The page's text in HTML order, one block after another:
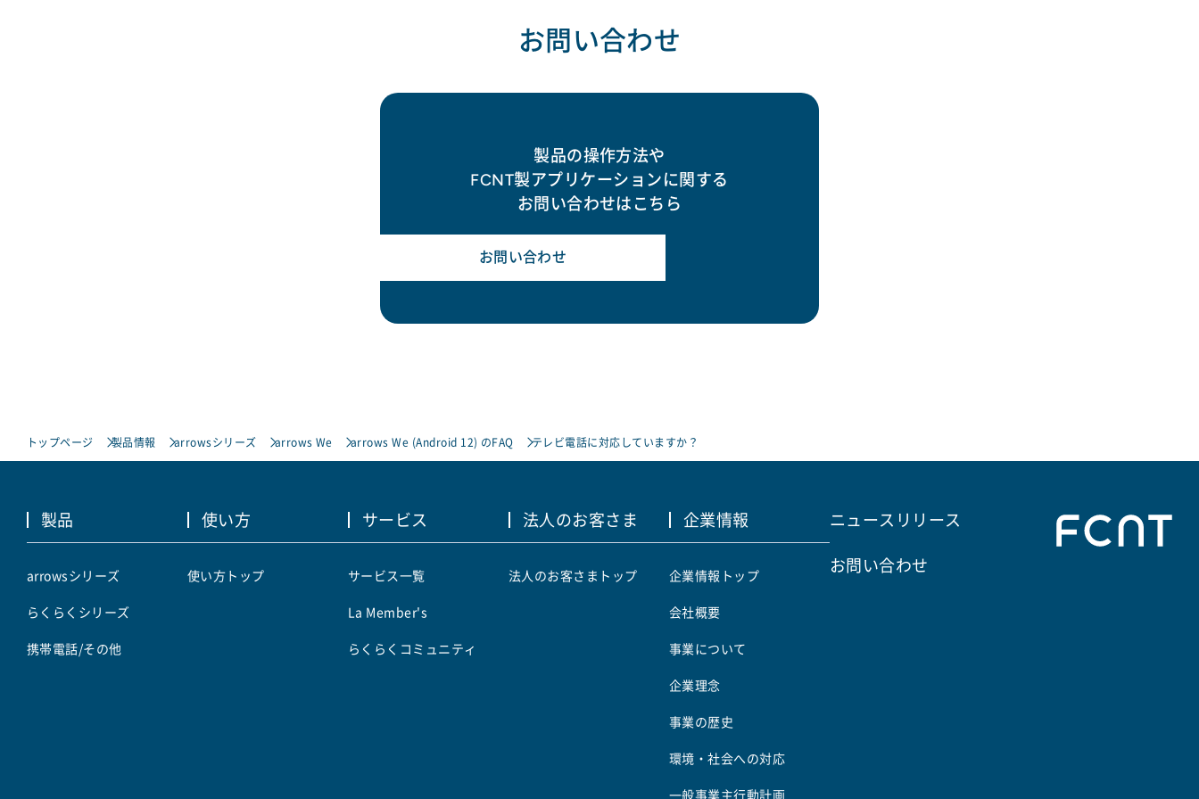
お問い合わせ
製品の操作方法や
FCNT製アプリケーションに関する
お問い合わせはこちら
お問い合わせ
トップページ 製品情報 arrowsシリーズ arrows We arrows We (Android 12) のFAQ テレビ電話に対応していますか？
製品
arrowsシリーズ
らくらくシリーズ
携帯電話/その他
使い方
使い方トップ
サービス
サービス一覧
La Member's
らくらくコミュニティ
法人のお客さま
法人のお客さまトップ
企業情報
企業情報トップ
会社概要
事業について
企業理念
事業の歴史
環境・社会への対応
一般事業主行動計画
ニュースリリース
お問い合わせ